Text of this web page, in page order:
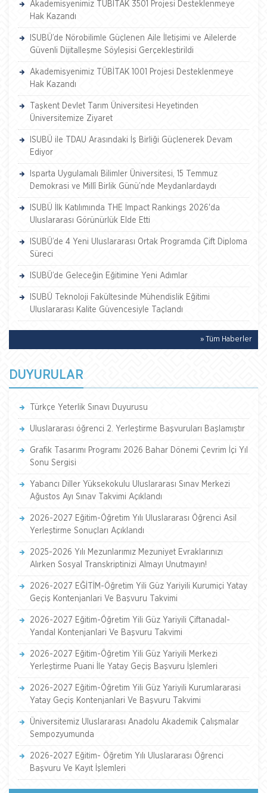
Akademisyenimiz TÜBİTAK 3501 Projesi Desteklenmeye
Hak Kazandı
ISUBÜ’de Nörobilimle Güçlenen Aile İletişimi ve Ailelerde
Güvenli Dijitalleşme Söyleşisi Gerçekleştirildi
Akademisyenimiz TÜBİTAK 1001 Projesi Desteklenmeye
Hak Kazandı
Taşkent Devlet Tarım Üniversitesi Heyetinden
Üniversitemize Ziyaret
ISUBÜ ile TDAU Arasındaki İş Birliği Güçlenerek Devam
Ediyor
Isparta Uygulamalı Bilimler Üniversitesi, 15 Temmuz
Demokrasi ve Millî Birlik Günü’nde Meydanlardaydı
ISUBÜ İlk Katılımında THE Impact Rankings 2026'da
Uluslararası Görünürlük Elde Etti
ISUBÜ’de 4 Yeni Uluslararası Ortak Programda Çift Diploma
Süreci
ISUBÜ’de Geleceğin Eğitimine Yeni Adımlar
ISUBÜ Teknoloji Fakültesinde Mühendislik Eğitimi
Uluslararası Kalite Güvencesiyle Taçlandı
» Tüm Haberler
DUYURULAR
Türkçe Yeterlik Sınavı Duyurusu
Uluslararası öğrenci 2. Yerleştirme Başvuruları Başlamıştır
Grafik Tasarımı Programı 2026 Bahar Dönemi Çevrim İçi Yıl
Sonu Sergisi
Yabancı Diller Yüksekokulu Uluslararası Sınav Merkezi
Ağustos Ayı Sınav Takvimi Açıklandı
2026-2027 Eğitim-Öğretim Yılı Uluslararası Öğrenci Asil
Yerleştirme Sonuçları Açıklandı
2025-2026 Yılı Mezunlarımız Mezuniyet Evraklarınızı
Alırken Sosyal Transkriptinizi Almayı Unutmayın!
2026-2027 EĞİTİM-Öğretim Yili Güz Yariyili Kurumiçi Yatay
Geçiş Kontenjanlari Ve Başvuru Takvimi
2026-2027 Eğitim-Öğretim Yili Güz Yariyili Çiftanadal-
Yandal Kontenjanlari Ve Başvuru Takvimi
2026-2027 Eğitim-Öğretim Yili Güz Yariyili Merkezi
Yerleştirme Puani İle Yatay Geçiş Başvuru İşlemleri
2026-2027 Eğitim-Öğretim Yili Güz Yariyili Kurumlararasi
Yatay Geçiş Kontenjanlari Ve Başvuru Takvimi
Üniversitemiz Uluslararası Anadolu Akademik Çalışmalar
Sempozyumunda
2026-2027 Eğitim- Öğretim Yılı Uluslararası Öğrenci
Başvuru Ve Kayıt İşlemleri